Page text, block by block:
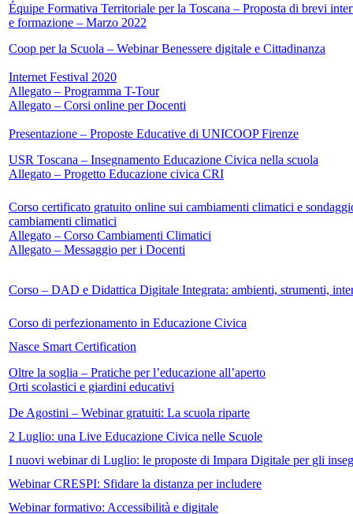
Équipe Formativa Territoriale per la Toscana – Proposta di brevi
e formazione – Marzo 2022
Coop per la Scuola – Webinar Benessere digitale e Cittadinanza
Internet Festival 2020
Allegato – Programma T-Tour
Allegato – Corsi online per Docenti
Presentazione – Proposte Educative di UNICOOP Firenze
USR Toscana – Insegnamento Educazione Civica nella scuola
Allegato – Progetto Educazione civica CRI
Corso certificato gratuito online sui cambiamenti climatici e
cambiamenti climatici
Allegato – Corso Cambiamenti Climatici
Allegato – Messaggio per i Docenti
Corso – DAD e Didattica Digitale Integrata: ambienti, strumenti,
Corso di perfezionamento in Educazione Civica
Nasce Smart Certification
Oltre la soglia – Pratiche per l’educazione all’aperto
Orti scolastici e giardini educativi
De Agostini – Webinar gratuiti: La scuola riparte
2 Luglio: una Live Educazione Civica nelle Scuole
I nuovi webinar di Luglio: le proposte di Impara Digitale per gli
Webinar CRESPI: Sfidare la distanza per includere
Webinar formativo: Accessibilità e digitale